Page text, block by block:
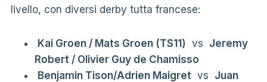
livello, con diversi derby tutta francese:
Kai Groen / Mats Groen (TS11) vs Jeremy
Robert / Olivier Guy de Chamisso
Benjamin Tison/Adrien Maigret vs Juan